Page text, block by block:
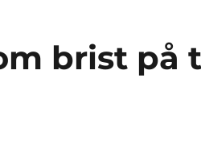
brist på